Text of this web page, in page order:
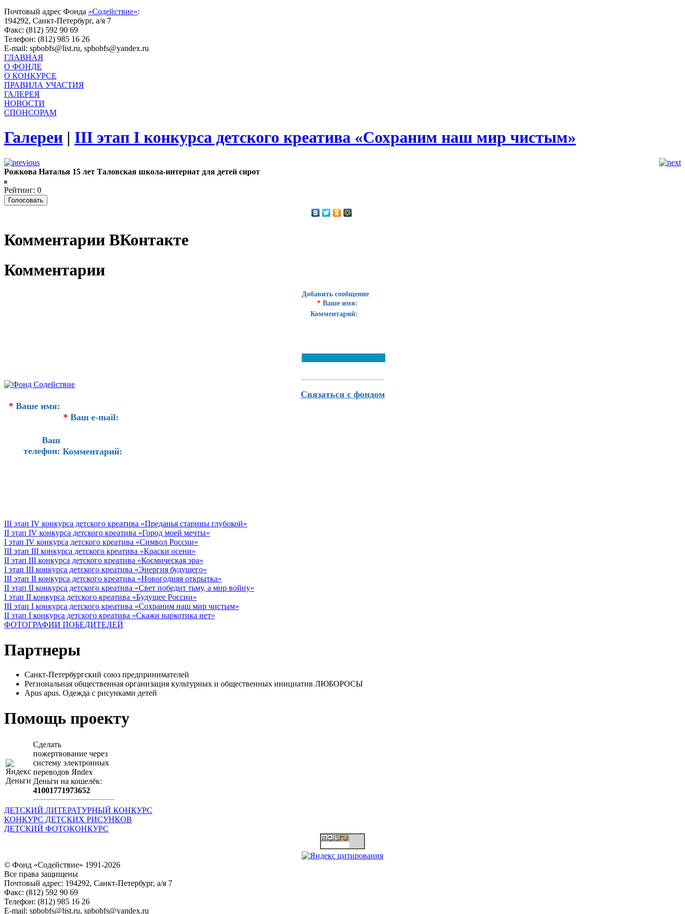
Почтовый адрес Фонда «Содействие»:
194292, Санкт-Петербург, а/я 7
Факс: (812) 592 90 69
Телефон: (812) 985 16 26
E-mail: spbobfs@list.ru, spbobfs@yandex.ru
ГЛАВНАЯ
О ФОНДЕ
О КОНКУРСЕ
ПРАВИЛА УЧАСТИЯ
ГАЛЕРЕЯ
НОВОСТИ
СПОНСОРАМ
Галереи | III этап I конкурса детского креатива «Сохраним наш мир чистым»
Рожкова Наталья 15 лет Таловская школа-интернат для детей сирот
Рейтинг: 0
Комментарии ВКонтакте
Комментарии
Добавить сообщение
* Ваше имя:
Комментарий:
Связаться с фондом
* Ваше имя:
* Ваш e-mail:
Ваш
телефон: Комментарий:
III этап IV конкурса детского креатива «Преданья старины глубокой»
II этап IV конкурса детского креатива «Город моей мечты»
I этап IV конкурса детского креатива «Символ России»
III этап III конкурса детского креатива «Краски осени»
II этап III конкурса детского креатива «Космическая эра»
I этап III конкурса детского креатива «Энергия будущего»
III этап II конкурса детского креатива «Новогодняя открытка»
II этап II конкурса детского креатива «Свет победит тьму, а мир войну»
I этап II конкурса детского креатива «Будущее России»
III этап I конкурса детского креатива «Сохраним наш мир чистым»
II этап I конкурса детского креатива «Скажи наркотика нет»
ФОТОГРАФИИ ПОБЕДИТЕЛЕЙ
Партнеры
Санкт-Петербургский союз предпринимателей
Региональная общественная организация культурных и общественных инициатив ЛЮБОРОСЫ
Apus apus. Одежда с рисунками детей
Помощь проекту
Сделать
пожертвование через
систeму элeктронных
пeрeводов Яndex
Деньги на кошeлёк:
41001771973652
ДЕТСКИЙ ЛИТЕРАТУРНЫЙ КОНКУРС
КОНКУРС ДЕТСКИХ РИСУНКОВ
ДЕТСКИЙ ФОТОКОНКУРС
© Фонд «Содействие» 1991-2026
Все права защищены
Почтовый адрес: 194292, Санкт-Петербург, а/я 7
Факс: (812) 592 90 69
Телефон: (812) 985 16 26
E-mail: spbobfs@list.ru, spbobfs@yandex.ru